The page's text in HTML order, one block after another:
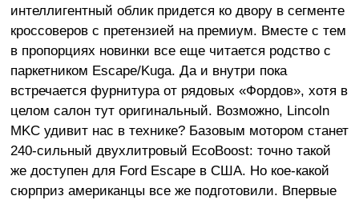
интеллигентный облик придется ко двору в сегменте
кроссоверов с претензией на премиум. Вместе с тем
в пропорциях новинки все еще читается родство с
паркетником Escape/Kuga. Да и внутри пока
встречается фурнитура от рядовых «Фордов», хотя в
целом салон тут оригинальный. Возможно, Lincoln
MKC удивит нас в технике? Базовым мотором станет
240-сильный двухлитровый EcoBoost: точно такой
же доступен для Ford Escape в США. Но кое-какой
сюрприз американцы все же подготовили. Впервые